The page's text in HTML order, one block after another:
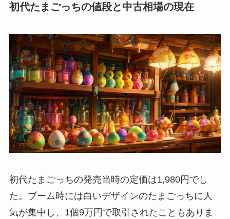
初代たまごっちの値段と中古相場の現在
初代たまごっちの発売当時の定価は1,980円でし
た。ブーム時には白いデザインのたまごっちに人
気が集中し、1個9万円で取引されたこともありま